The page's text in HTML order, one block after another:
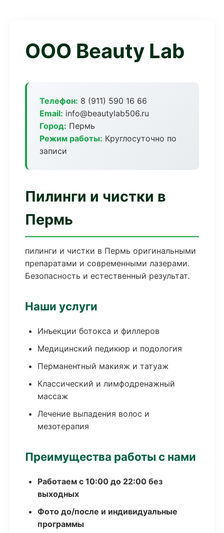
ООО Beauty Lab
Телефон: 8 (911) 590 16 66
Email: info@beautylab506.ru
Город: Пермь
Режим работы: Круглосуточно по
записи
Пилинги и чистки в
Пермь
пилинги и чистки в Пермь оригинальными
препаратами и современными лазерами.
Безопасность и естественный результат.
Наши услуги
Инъекции ботокса и филлеров
Медицинский педикюр и подология
Перманентный макияж и татуаж
Классический и лимфодренажный
массаж
Лечение выпадения волос и
мезотерапия
Преимущества работы с нами
Работаем с 10:00 до 22:00 без
выходных
Фото до/после и индивидуальные
программы